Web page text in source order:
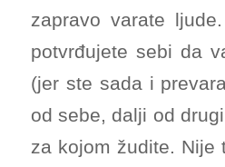
zapravo varate
potvrđujete sebi da
(jer ste sada i
od sebe, dalji od
za kojom žudite. Nije